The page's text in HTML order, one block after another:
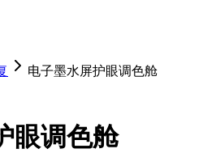
电子墨水屏护眼调色舱
眼调色舱